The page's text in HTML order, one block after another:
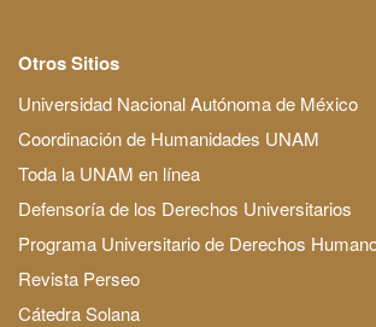
Otros Sitios
Universidad Nacional Autónoma de México
Coordinación de Humanidades UNAM
Toda la UNAM en línea
Defensoría de los Derechos Universitarios
Programa Universitario de Derechos
Revista Perseo
Cátedra Solana